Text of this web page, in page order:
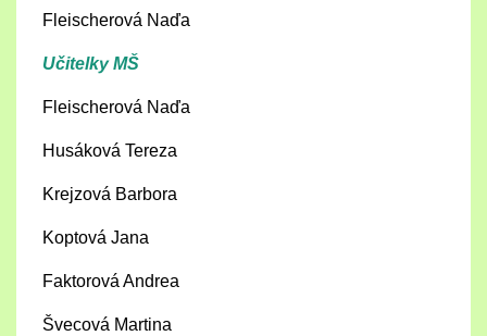
Fleischerová Naďa
Učitelky MŠ
Fleischerová Naďa
Husáková Tereza
Krejzová Barbora
Koptová Jana
Faktorová Andrea
Švecová Martina